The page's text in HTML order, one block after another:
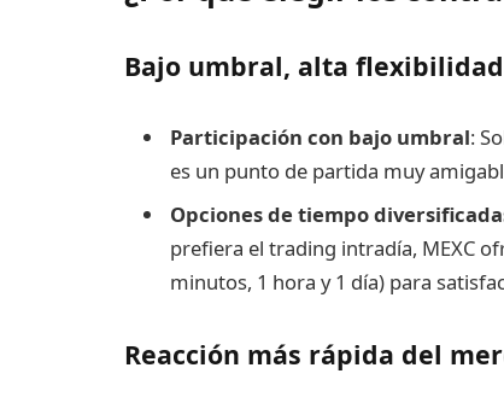
Bajo umbral, alta flexibilidad
Participación con bajo umbral:
es un punto de partida muy
Opciones de tiempo
prefiera el trading intradía, MEXC
minutos, 1 hora y 1 día) para
Reacción más rápida del